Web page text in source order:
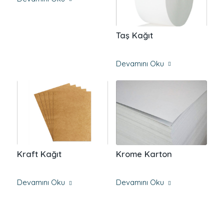
Taş Kağıt
Devamını Oku
Kraft Kağıt
Devamını Oku
Krome Karton
Devamını Oku